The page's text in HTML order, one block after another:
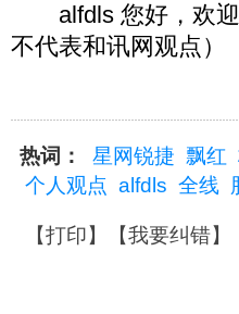
alfdls 您好，欢迎
不代表和讯网观点）
热词： 星网锐捷 飘红
个人观点 alfdls 全线
【打印】【我要纠错】